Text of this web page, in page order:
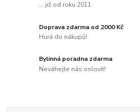
... již od roku 2011
Doprava zdarma od 2000 Kč
Hurá do nákupů!
Bylinná poradna zdarma
Neváhejte nás oslovit!